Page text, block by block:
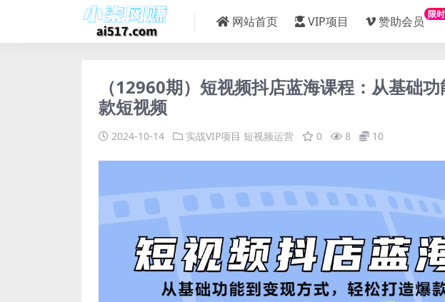
网站首页 VIP项目 赞助会员 限
（12960期）短视频抖店蓝海课程：从基础
款短视频
2024-10-14 实战VIP项目 短视频运营 0 8 10